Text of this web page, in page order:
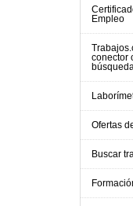
Empleo
conector
Ofertas
Buscar